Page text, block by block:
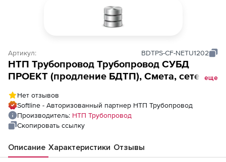
Артикул: BDTPS-CF-NETU1202
НТП Трубопровод Трубопровод СУБД
ПРОЕКТ (продление БДТП), Смета, сетевое
еще
Нет отзывов
Softline - Авторизованный партнер НТП Трубопровод
Производитель: НТП Трубопровод
Скопировать ссылку
Описание Характеристики Отзывы